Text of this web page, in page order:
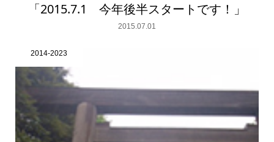
「2015.7.1 今年後半スタートです！」
2015.07.01
2014-2023